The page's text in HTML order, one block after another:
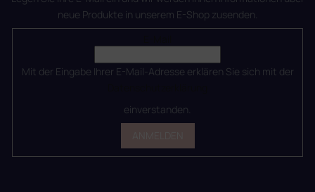
neue Produkte in unserem E-Shop zusenden.
Mit der Eingabe Ihrer E-Mail-Adresse erklären Sie sich mit der
einverstanden.